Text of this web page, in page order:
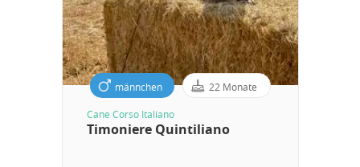
männchen 22 Monate
Cane Corso Italiano
Timoniere Quintiliano